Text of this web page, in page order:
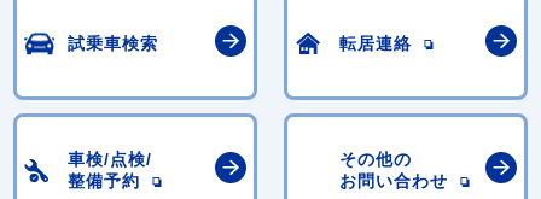
試乗車検索 転居連絡
車検/点検/
整備予約
その他の
お問い合わせ